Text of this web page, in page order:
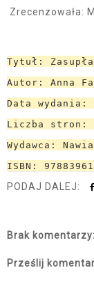
Zrecenzowała:
Tytuł:
Autor: Anna
Data wydania:
Liczba stron:
Wydawca:
ISBN:
PODAJ DALEJ:
Brak komentarzy:
Prześlij